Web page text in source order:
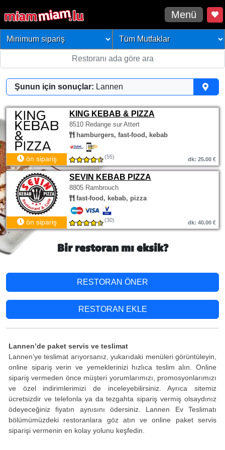
Menü
Şunun için sonuçlar: Lannen
KING KEBAB & PIZZA
8510 Redange sur Attert
hamburgers, fast-food, kebab
ön sipariş (55) dk: 25.00 €
SEVIN KEBAB PIZZA
8805 Rambrouch
fast-food, kebab, pizza
ön sipariş (30) dk: 40.00 €
Bir restoran mı eksik?
RESTORAN ÖNER
RESTORAN EKLE
Lannen’de paket servis ve teslimat
Lannen’ye teslimat arıyorsanız, yukarıdaki menüleri görüntüleyin,
online sipariş verin ve yemeklerinizi hızlıca teslim alın. Online
sipariş vermeden önce müşteri yorumlarımızı, promosyonlarımızı
ve özel indirimlerimizi de inceleyebilirsiniz. Ayrıca sitemiz
ücretsizdir ve telefonla ya da tezgahta sipariş vermiş olsaydınız
ödeyeceğiniz fiyatın aynısını ödersiniz. Lannen Ev Teslimatı
bölümümüzdeki restoranlara göz atın ve online paket servis
siparişi vermenin en kolay yolunu keşfedin.